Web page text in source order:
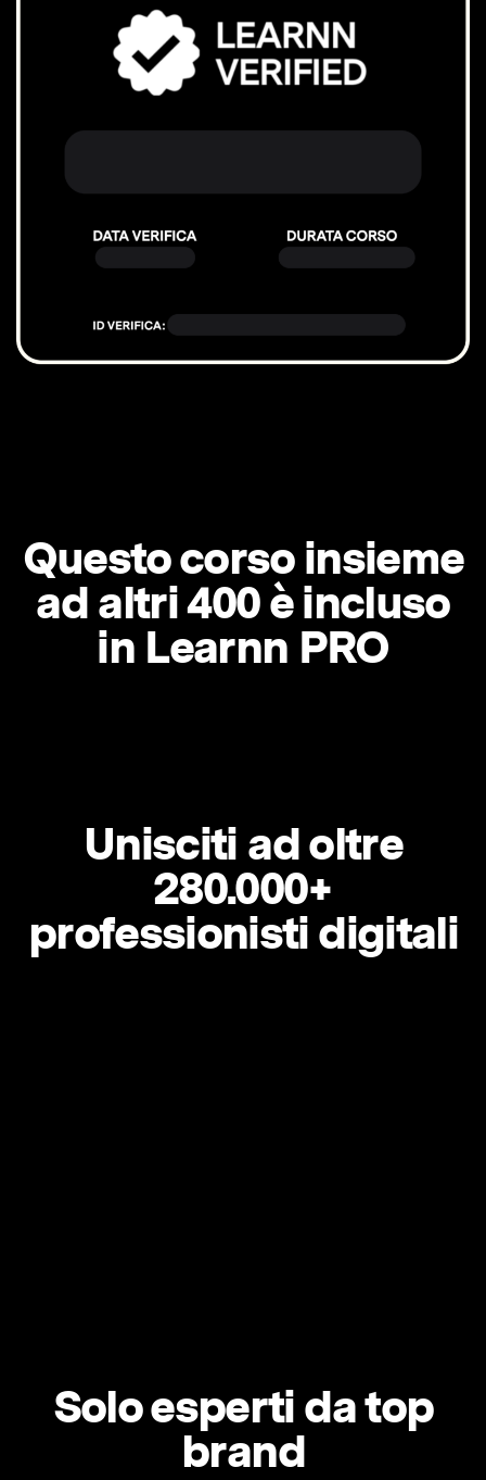
Questo corso insieme
ad altri 400 è incluso
in Learnn PRO
Unisciti ad oltre
280.000+
professionisti digitali
Solo esperti da top
brand